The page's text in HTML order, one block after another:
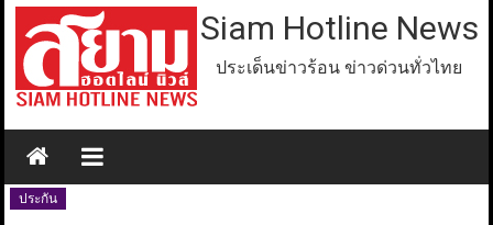
Siam Hotline News
ประเด็นข่าวร้อน ข่าวด่วนทั่วไทย
ประกัน